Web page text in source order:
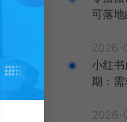
可落
2026-
小红
期：
2026-